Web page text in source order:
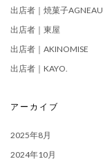
出店者｜焼菓子AGNEAU
出店者｜東屋
出店者｜AKINOMISE
出店者｜KAYO.
アーカイブ
2025年8月
2024年10月